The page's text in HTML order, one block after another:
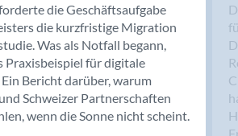
die Geschäftsaufgabe
die kurzfristige Migration
Was als Notfall begann,
Praxisbeispiel für digitale
Bericht darüber, warum
Schweizer Partnerschaften
wenn die Sonne nicht scheint.